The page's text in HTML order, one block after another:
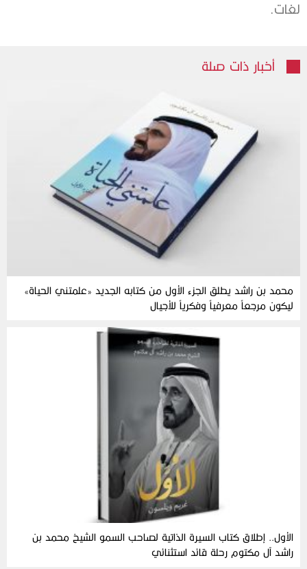
لغات.
أخبار ذات صلة
محمد بن راشد يطلق الجزء الأول من كتابه الجديد «علمتني الحياة»
ليكون مرجعاً معرفياً وفكرياً للأجيال
الأول.. إطلاق كتاب السيرة الذاتية لصاحب السمو الشيخ محمد بن
راشد آل مكتوم رحلة قائد استثنائي